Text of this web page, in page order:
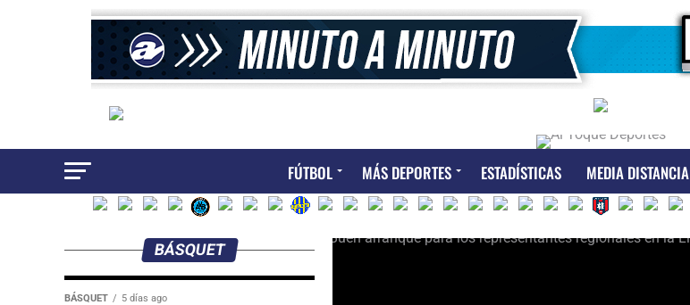
FÚTBOL MÁS DEPORTES ESTADÍSTICAS MEDIA DISTANCIA
BÁSQUET
BÁSQUET 5 días ago